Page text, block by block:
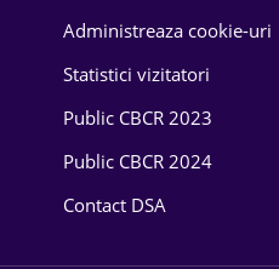
Administreaza cookie-uri
Statistici vizitatori
Public CBCR 2023
Public CBCR 2024
Contact DSA